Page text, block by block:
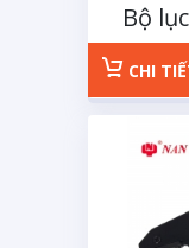
Bộ
ngắn
CHI